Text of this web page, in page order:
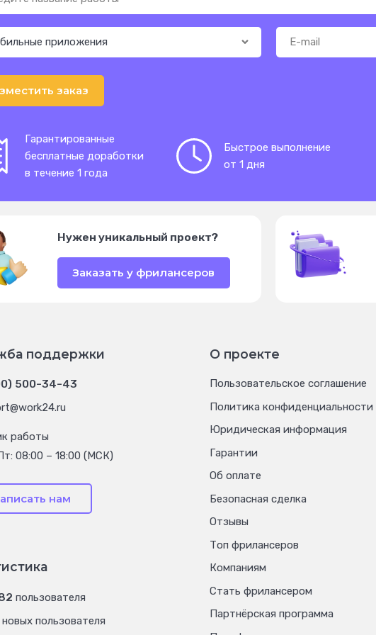
заказ
Гарантированные
бесплатные доработки
в течение 1 года
Быстрое выполнение
от 1 дня
Нужен уникальный проект?
Заказать у фрилансеров
поддержки
500-34-43
работы
08:00 – 18:00 (МСК)
нам
О проекте
Пользовательское соглашение
Политика конфиденциальности
Юридическая информация
Гарантии
Об оплате
Безопасная сделка
Отзывы
Топ фрилансеров
Компаниям
Стать фрилансером
Партнёрская программа
пользователя
новых пользователя